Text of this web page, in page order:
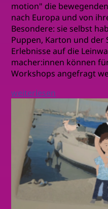
motion" die
nach Europa und von
Besondere: sie selbst
Puppen, Karton und der
Erlebnisse auf die
macher:innen können
Workshops angefragt
weiterlesen